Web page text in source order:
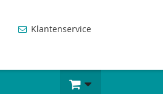
Klantenservice